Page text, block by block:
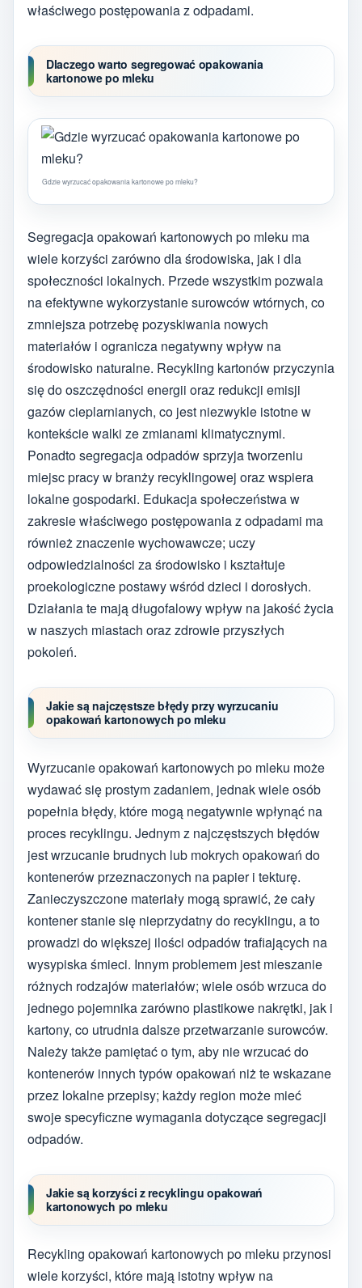
właściwego postępowania z odpadami.
Dlaczego warto segregować opakowania
kartonowe po mleku
Gdzie wyrzucać opakowania kartonowe po mleku?
Segregacja opakowań kartonowych po mleku ma
wiele korzyści zarówno dla środowiska, jak i dla
społeczności lokalnych. Przede wszystkim pozwala
na efektywne wykorzystanie surowców wtórnych, co
zmniejsza potrzebę pozyskiwania nowych
materiałów i ogranicza negatywny wpływ na
środowisko naturalne. Recykling kartonów przyczynia
się do oszczędności energii oraz redukcji emisji
gazów cieplarnianych, co jest niezwykle istotne w
kontekście walki ze zmianami klimatycznymi.
Ponadto segregacja odpadów sprzyja tworzeniu
miejsc pracy w branży recyklingowej oraz wspiera
lokalne gospodarki. Edukacja społeczeństwa w
zakresie właściwego postępowania z odpadami ma
również znaczenie wychowawcze; uczy
odpowiedzialności za środowisko i kształtuje
proekologiczne postawy wśród dzieci i dorosłych.
Działania te mają długofalowy wpływ na jakość życia
w naszych miastach oraz zdrowie przyszłych
pokoleń.
Jakie są najczęstsze błędy przy wyrzucaniu
opakowań kartonowych po mleku
Wyrzucanie opakowań kartonowych po mleku może
wydawać się prostym zadaniem, jednak wiele osób
popełnia błędy, które mogą negatywnie wpłynąć na
proces recyklingu. Jednym z najczęstszych błędów
jest wrzucanie brudnych lub mokrych opakowań do
kontenerów przeznaczonych na papier i tekturę.
Zanieczyszczone materiały mogą sprawić, że cały
kontener stanie się nieprzydatny do recyklingu, a to
prowadzi do większej ilości odpadów trafiających na
wysypiska śmieci. Innym problemem jest mieszanie
różnych rodzajów materiałów; wiele osób wrzuca do
jednego pojemnika zarówno plastikowe nakrętki, jak i
kartony, co utrudnia dalsze przetwarzanie surowców.
Należy także pamiętać o tym, aby nie wrzucać do
kontenerów innych typów opakowań niż te wskazane
przez lokalne przepisy; każdy region może mieć
swoje specyficzne wymagania dotyczące segregacji
odpadów.
Jakie są korzyści z recyklingu opakowań
kartonowych po mleku
Recykling opakowań kartonowych po mleku przynosi
wiele korzyści, które mają istotny wpływ na